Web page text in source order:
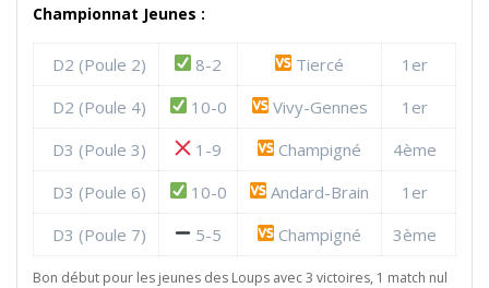
Championnat Jeunes :
D2 (Poule 2) 8-2 Tiercé
1er
D2 (Poule 4)
10-0 Vivy-Gennes
1er
D3 (Poule 3)
1-9 Champigné
4ème
D3 (Poule 6)
10-0 Andard-Brain
1er
D3 (Poule 7)
5-5 Champigné 3ème
Bon début pour les jeunes des Loups avec 3 victoires, 1 match nul